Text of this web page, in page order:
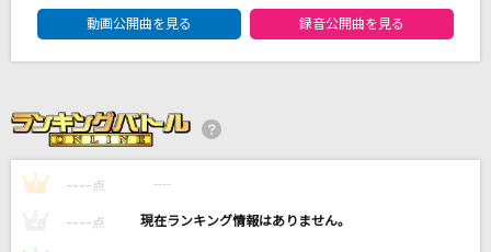
Summer Beach
森田公一とトップギャラン
僕らまた
DAM★ともボーカルエントリーランキング
動画公開曲を見る
録音公開曲を見る
1 ---- 点 ----
---- 点 ----